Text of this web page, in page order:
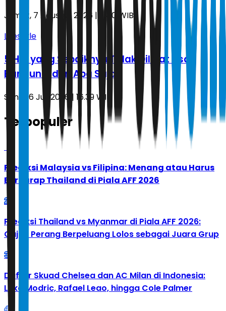
Jumat, 7 Agustus 2026 | 11.40 WIB
Lifestyle
5 Hal yang Sebaiknya Tidak Dilihat Usai
Bangun Tidur, Apa Saja?
Senin, 6 Juli 2026 | 16.39 WIB
Terpopuler
Prediksi Malaysia vs Filipina: Menang atau Harus
Berharap Thailand di Piala AFF 2026
2
Prediksi Thailand vs Myanmar di Piala AFF 2026:
Gajah Perang Berpeluang Lolos sebagai Juara Grup
3
Daftar Skuad Chelsea dan AC Milan di Indonesia:
Luka Modric, Rafael Leao, hingga Cole Palmer